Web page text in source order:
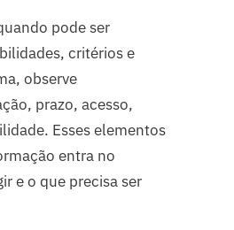
pode ser
critérios e
observe
prazo, acesso,
Esses elementos
entra no
e o que precisa ser